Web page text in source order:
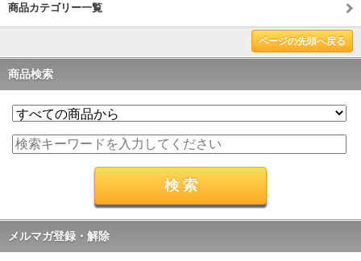
商品カテゴリー一覧
ページの先頭へ戻る
商品検索
メルマガ登録・解除